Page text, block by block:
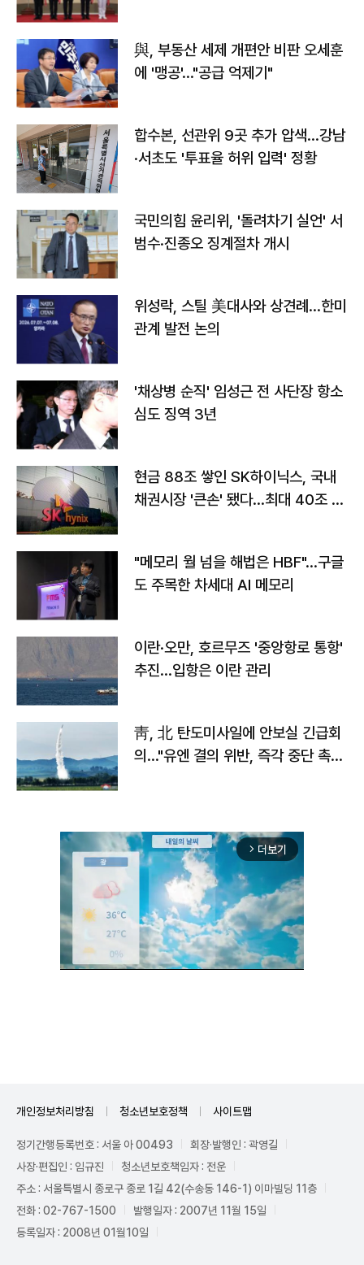
與, 부동산 세제 개편안 비판 오세훈
에 '맹공'…"공급 억제기"
합수본, 선관위 9곳 추가 압색…강남
·서초도 '투표율 허위 입력' 정황
국민의힘 윤리위, '돌려차기 실언' 서
범수·진종오 징계절차 개시
위성락, 스틸 美대사와 상견례…한미
관계 발전 논의
'채상병 순직' 임성근 전 사단장 항소
심도 징역 3년
현금 88조 쌓인 SK하이닉스, 국내
채권시장 '큰손' 됐다…최대 40조 투
"메모리 월 넘을 해법은 HBF"…구글
도 주목한 차세대 AI 메모리
이란·오만, 호르무즈 '중앙항로 통항'
추진…입항은 이란 관리
靑, 北 탄도미사일에 안보실 긴급회
의…"유엔 결의 위반, 즉각 중단 촉
arrow_forward_ios 더보기
개인정보처리방침 청소년보호정책 사이트맵
정기간행등록번호 : 서울 아 00493
회장·발행인 : 곽영길
사장·편집인 : 임규진
청소년보호책임자 : 전운
주소 : 서울특별시 종로구 종로 1길 42(수송동 146-1) 이마빌딩 11층
전화 : 02-767-1500
발행일자 : 2007년 11월 15일
등록일자 : 2008년 01월10일